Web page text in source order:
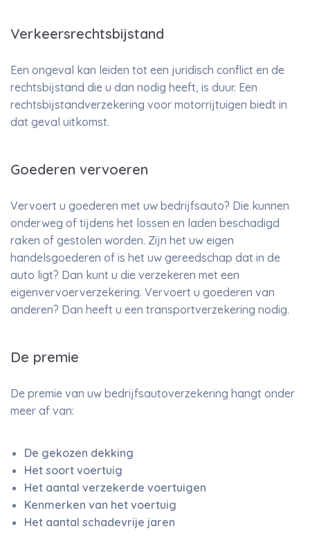
Verkeersrechtsbijstand
Een ongeval kan leiden tot een juridisch conflict en de
rechtsbijstand die u dan nodig heeft, is duur. Een
rechtsbijstandverzekering voor motorrijtuigen biedt in
dat geval uitkomst.
Goederen vervoeren
Vervoert u goederen met uw bedrijfsauto? Die kunnen
onderweg of tijdens het lossen en laden beschadigd
raken of gestolen worden. Zijn het uw eigen
handelsgoederen of is het uw gereedschap dat in de
auto ligt? Dan kunt u die verzekeren met een
eigenvervoerverzekering. Vervoert u goederen van
anderen? Dan heeft u een transportverzekering nodig.
De premie
De premie van uw bedrijfsautoverzekering hangt onder
meer af van:
De gekozen dekking
Het soort voertuig
Het aantal verzekerde voertuigen
Kenmerken van het voertuig
Het aantal schadevrije jaren